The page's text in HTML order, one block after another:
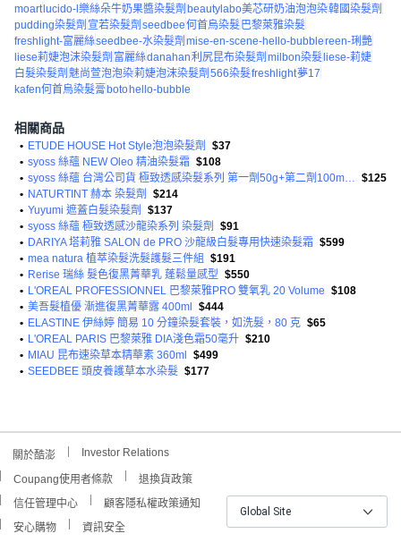
moart lucido-l樂絲朵牛奶果醬染髮劑 beautylabo美芯研奶油泡泡染韓國染髮劑
pudding染髮劑 宣若染髮劑 seedbee何首烏染髮 巴黎萊雅染髮
freshlight-富麗絲seedbee-水染髮劑 mise-en-scene-hello-bubblereen-琍艷
liese莉婕泡沫染髮劑 富麗絲danahan利尻昆布染髮劑 milbon染髮 liese-莉婕
白髮染髮劑 魅尚萱泡泡染莉婕泡沫染髮劑 566染髮freshlight夢17
kafen何首烏染髮膏boto hello-bubble
相關商品
• ETUDE HOUSE Hot Style泡泡染髮劑
$37
• syoss 絲蘊 NEW Oleo 精油染髮霜 $108
•
syoss 絲蘊 台灣公司貨 極致透感染髮系列 第一劑50g+第二劑100ml+染後護髮乳15g $125
• NATURTINT 赫本 染髮劑
$214
• Yuyumi 遮蓋白髮染髮劑
$137
• syoss 絲蘊 極致透感沙龍染系列 染髮劑
$91
• DARIYA 塔莉雅 SALON de PRO 沙龍級白髮專用快速染髮霜 $599
• mea natura 植萃染髮洗髮護髮三件組
$191
• Rerise 瑞絲 髮色復黑菁華乳 蓬鬆量感型 $550
• L'OREAL PROFESSIONNEL 巴黎萊雅PRO 雙氧乳 20 Volume $108
• 美吾髮植優 漸進復黑菁華露 400ml
$444
• ELASTINE 伊絲婷 簡易 10 分鐘染髮套裝，如洗髮，80 克 $65
• L'OREAL PARIS 巴黎萊雅 DIA淺色霜50毫升 $210
• MIAU 昆布速染草本精華素 360ml
$499
• SEEDBEE 頭皮養護草本水染髮 $177
關於酷澎 Investor Relations
Coupang使用者條款
退換貨政策
信任管理中心
顧客隱私權政策通知
安心購物
資訊安全
Global Site